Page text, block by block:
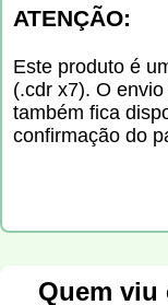
ATENÇÃO:
Este produto é
(.cdr x7). O
também fica
confirmação do
Quem viu